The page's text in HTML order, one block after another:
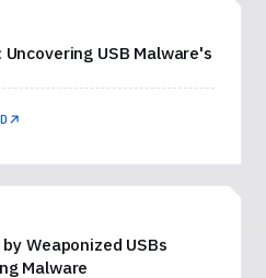
USB Malware's
Weaponized USBs
Malware